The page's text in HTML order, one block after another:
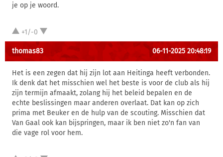
je op je woord.
+1/-0
thomas83 06-11-2025 20:48:19
Het is een zegen dat hij zijn lot aan Heitinga heeft verbonden.
Ik denk dat het misschien wel het beste is voor de club als hij
zijn termijn afmaakt, zolang hij het beleid bepalen en de
echte beslissingen maar anderen overlaat. Dat kan op zich
prima met Beuker en de hulp van de scouting. Misschien dat
Van Gaal ook kan bijspringen, maar ik ben niet zo'n fan van
die vage rol voor hem.